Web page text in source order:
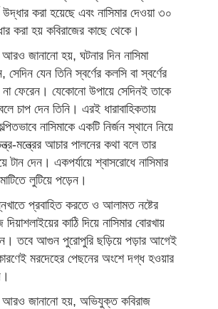
করা হয়েছে এবং নাসিমার দেওয়া ৩০
করা হয় কবিরাজের কাছে থেকে।
আরও জানানো হয়, ঘটনার দিন নাসিমা
সেদিন যেন তিনি স্বর্ণের কলসি বা স্বর্ণের
না ফেরেন। যেকোনো উপায়ে সেদিনই তাকে
চাপ দেন তিনি। এরই ধারাবাহিকতায়
নাসিমাকে একটি নির্জন স্থানে নিয়ে
মন্ত্রের আচার পালনের কথা বলে তার
টান দেন। একপর্যায়ে শ্বাসরোধে নাসিমার
লুটিয়ে পড়েন।
প্রবাহিত করতে ও আলামত নষ্টের
দিয়াশলাইয়ের কাঠি দিয়ে নাসিমার বোরখায়
তবে আগুন পুরোপুরি ছড়িয়ে পড়ার আগেই
মরদেহের পেছনের অংশে দগ্ধ হওয়ার
আরও জানানো হয়, অভিযুক্ত কবিরাজ